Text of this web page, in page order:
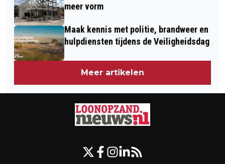
meer vorm
Maak kennis met politie, brandweer en
hulpdiensten tijdens de Veiligheidsdag
Meer artikelen